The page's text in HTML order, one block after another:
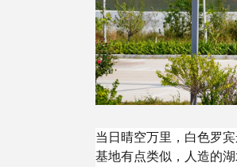
当日晴空万里，白色罗
基地有点类似，人造的